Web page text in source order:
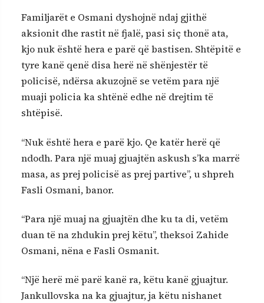
Familjarët e Osmani dyshojnë ndaj gjithë
aksionit dhe rastit në fjalë, pasi siç thonë ata,
kjo nuk është hera e parë që bastisen. Shtëpitë e
tyre kanë qenë disa herë në shënjestër të
policisë, ndërsa akuzojnë se vetëm para një
muaji policia ka shtënë edhe në drejtim të
shtëpisë.
“Nuk është hera e parë kjo. Qe katër herë që
ndodh. Para një muaj gjuajtën askush s’ka marrë
masa, as prej policisë as prej partive”, u shpreh
Fasli Osmani, banor.
“Para një muaj na gjuajtën dhe ku ta di, vetëm
duan të na zhdukin prej këtu”, theksoi Zahide
Osmani, nëna e Fasli Osmanit.
“Një herë më parë kanë ra, këtu kanë gjuajtur.
Jankullovska na ka gjuajtur, ja këtu nishanet